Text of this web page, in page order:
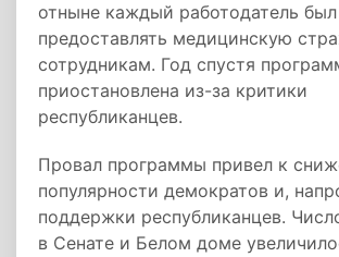
отныне каждый работодатель был
предоставлять медицинскую
сотрудникам. Год спустя
приостановлена из-за критики
республиканцев.
Провал программы привел к
популярности демократов и,
поддержки республиканцев.
в Сенате и Белом доме